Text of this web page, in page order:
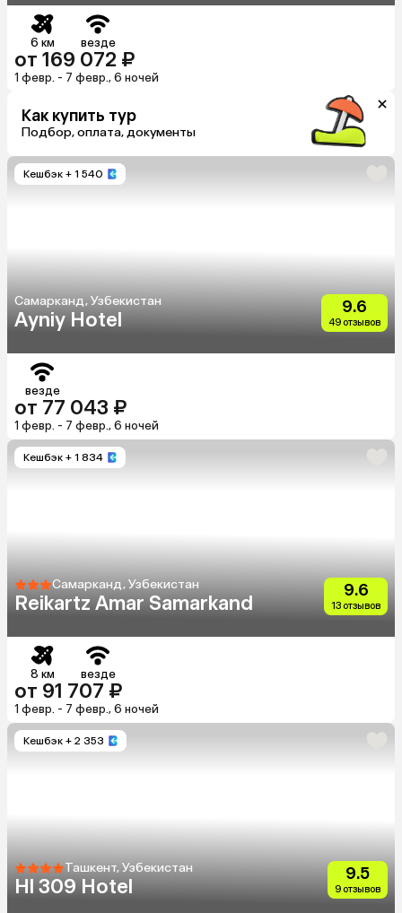
6 км везде
от 169 072 ₽
1 февр. - 7 февр., 6 ночей
Как купить тур
Подбор, оплата, документы
Кешбэк + 1 540
Самарканд, Узбекистан
Ayniу Hotel
9.6
49 отзывов
везде
от 77 043 ₽
1 февр. - 7 февр., 6 ночей
Кешбэк + 1 834
Самарканд, Узбекистан
Reikartz Amar Samarkand
9.6
13 отзывов
8 км везде
от 91 707 ₽
1 февр. - 7 февр., 6 ночей
Кешбэк + 2 353
Ташкент, Узбекистан
Hl 309 Hotel
9.5
9 отзывов